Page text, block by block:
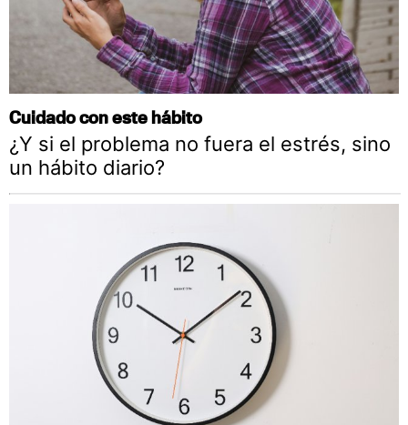
Cuidado con este hábito
¿Y si el problema no fuera el estrés, sino
un hábito diario?